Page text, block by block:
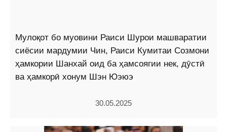
Мулоқот бо муовини Раиси Шурои машваратии
сиёсии мардумии Чин, Раиси Кумитаи Созмони
ҳамкории Шанхай оид ба ҳамсоягии нек, дӯстӣ
ва ҳамкорӣ хонум Шэн Юэюэ
30.05.2025